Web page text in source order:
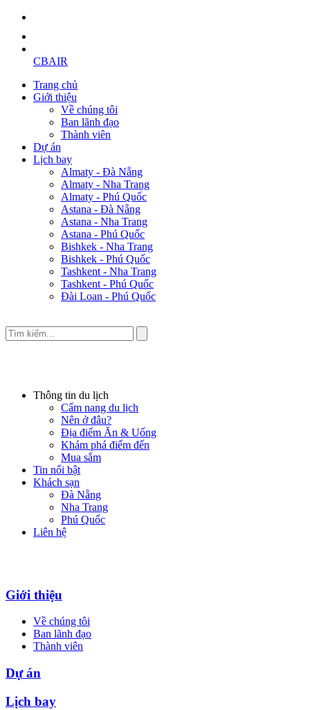
CBAIR
Trang chủ
Giới thiệu
Về chúng tôi
Ban lãnh đạo
Thành viên
Dự án
Lịch bay
Almaty - Đà Nẵng
Almaty - Nha Trang
Almaty - Phú Quốc
Astana - Đà Nẵng
Astana - Nha Trang
Astana - Phú Quốc
Bishkek - Nha Trang
Bishkek - Phú Quốc
Tashkent - Nha Trang
Tashkent - Phú Quốc
Đài Loan - Phú Quốc
Thông tin du lịch
Cẩm nang du lịch
Nên ở đâu?
Địa điểm Ăn & Uống
Khám phá điểm đến
Mua sắm
Tin nổi bật
Khách sạn
Đà Nẵng
Nha Trang
Phú Quốc
Liên hệ
Giới thiệu
Về chúng tôi
Ban lãnh đạo
Thành viên
Dự án
Lịch bay